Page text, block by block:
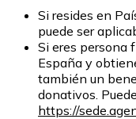
Si resides en
puede ser
Si eres persona
España y
también un
donativos.
https://